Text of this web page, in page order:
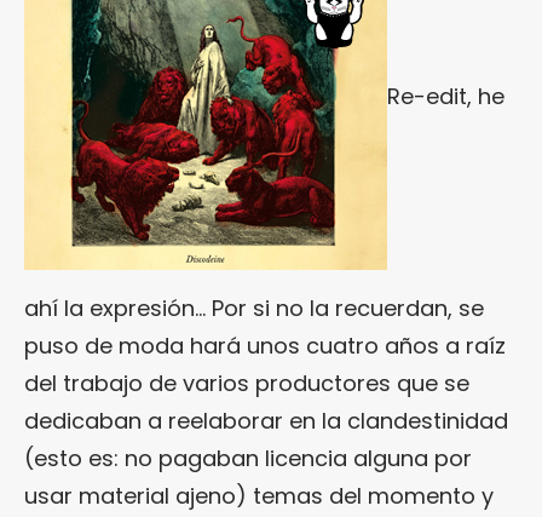
Re-edit, he
ahí la expresión… Por si no la recuerdan, se
puso de moda hará unos cuatro años a raíz
del trabajo de varios productores que se
dedicaban a reelaborar en la clandestinidad
(esto es: no pagaban licencia alguna por
usar material ajeno) temas del momento y